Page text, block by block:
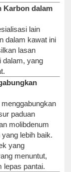
Karbon dalam
lain
dalam kawat ini
lasan
dalam, yang
paduan
molibdenum
lebih baik.
yang
menuntut,
lepas pantai.